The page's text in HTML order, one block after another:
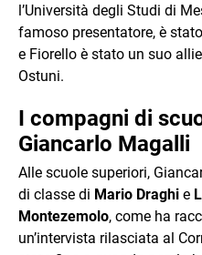
l’Università degli Studi di
famoso presentatore, è
e Fiorello è stato un suo
Ostuni.
I compagni di
Giancarlo Magalli
Alle scuole superiori,
di classe di Mario Draghi e
Montezemolo, come ha
un’intervista rilasciata al